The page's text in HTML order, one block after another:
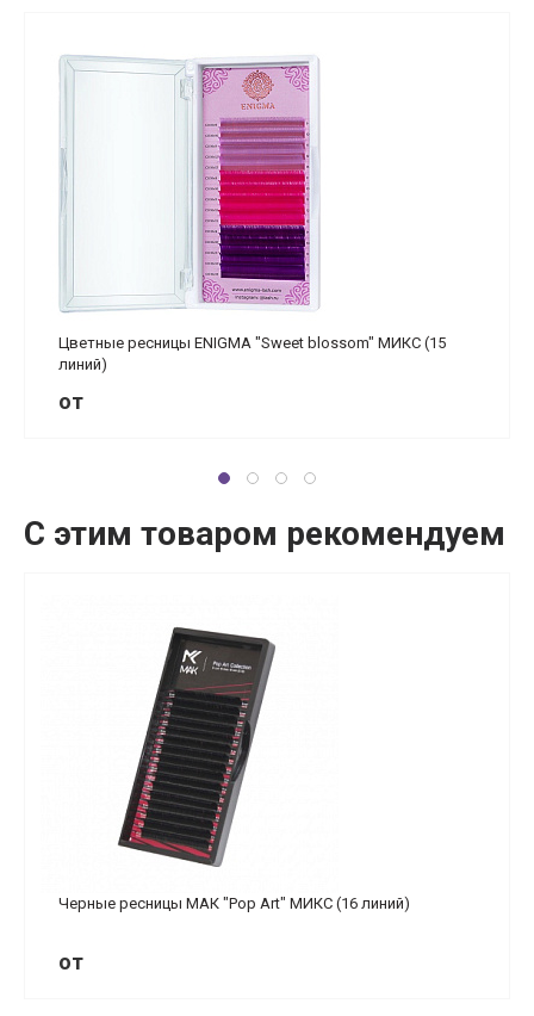
Цветные ресницы ENIGMA "Sweet blossom" МИКС (15
линий)
от
С этим товаром рекомендуем
Черные ресницы МАК "Pop Art" МИКС (16 линий)
от